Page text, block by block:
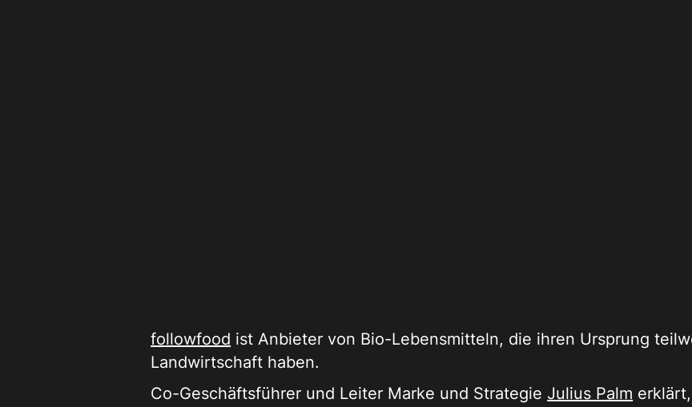
followfood ist Anbieter von Bio-Lebensmitteln, die ihren Ursprung
Landwirtschaft haben.
Co-Geschäftsführer und Leiter Marke und Strategie Julius Palm